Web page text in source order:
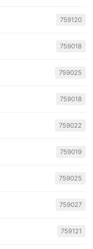
759120
759018
759025
759018
759022
759019
759025
759027
759121